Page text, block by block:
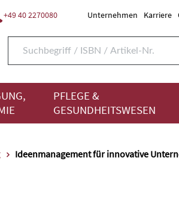
+49 40 2270080 Unternehmen Karriere
PFLEGE &
GESUNDHEITSWESEN
Ideenmanagement für innovative